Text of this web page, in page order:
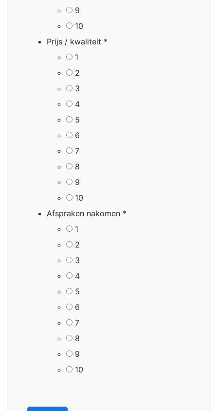
9
10
Prijs / kwaliteit *
1
2
3
4
5
6
7
8
9
10
Afspraken nakomen *
1
2
3
4
5
6
7
8
9
10